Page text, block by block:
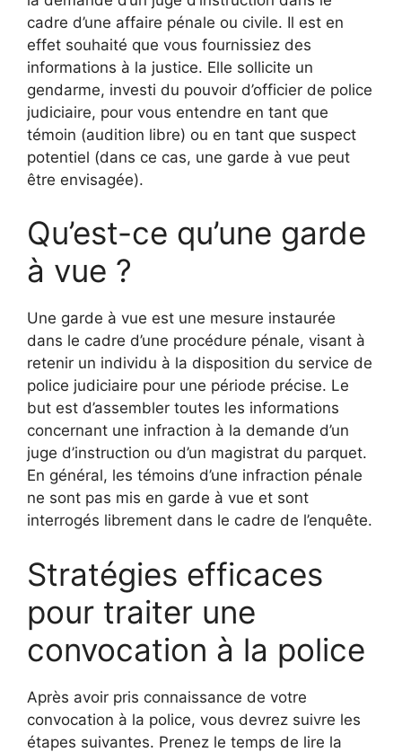
cadre d’une affaire pénale ou civile. Il est en
effet souhaité que vous fournissiez des
informations à la justice. Elle sollicite un
gendarme, investi du pouvoir d’officier de police
judiciaire, pour vous entendre en tant que
témoin (audition libre) ou en tant que suspect
potentiel (dans ce cas, une garde à vue peut
être envisagée).
Qu’est-ce qu’une garde
à vue ?
Une garde à vue est une mesure instaurée
dans le cadre d’une procédure pénale, visant à
retenir un individu à la disposition du service de
police judiciaire pour une période précise. Le
but est d’assembler toutes les informations
concernant une infraction à la demande d’un
juge d’instruction ou d’un magistrat du parquet.
En général, les témoins d’une infraction pénale
ne sont pas mis en garde à vue et sont
interrogés librement dans le cadre de l’enquête.
Stratégies efficaces
pour traiter une
convocation à la police
Après avoir pris connaissance de votre
convocation à la police, vous devrez suivre les
étapes suivantes. Prenez le temps de lire la